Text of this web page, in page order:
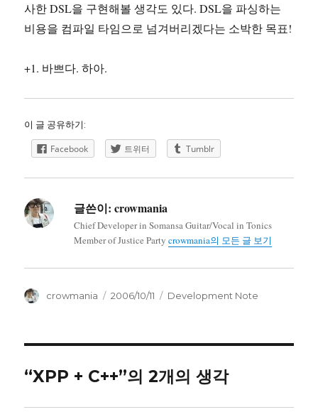
사한 DSL을 구현해볼 생각도 있다. DSL을 파싱하는
비용을 컴파일 타임으로 넘겨버리겠다는 소박한 목표!
+1. 바쁘다. 하아.
이 글 공유하기:
Facebook 트위터 Tumblr
글쓴이: crowmania
Chief Developer in Somansa Guitar/Vocal in Tonics
Member of Justice Partycrowmania의 모든 글 보기
글
crowmania
작
2006/10/11
카
Development Note
“XPP + C++”의 2개의 생각